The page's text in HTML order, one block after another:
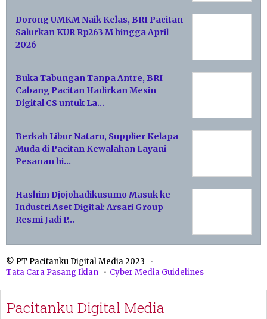
Dorong UMKM Naik Kelas, BRI Pacitan
Salurkan KUR Rp263 M hingga April
2026
Buka Tabungan Tanpa Antre, BRI
Cabang Pacitan Hadirkan Mesin
Digital CS untuk La…
Berkah Libur Nataru, Supplier Kelapa
Muda di Pacitan Kewalahan Layani
Pesanan hi…
Hashim Djojohadikusumo Masuk ke
Industri Aset Digital: Arsari Group
Resmi Jadi P…
© PT Pacitanku Digital Media 2023
Tata Cara Pasang Iklan
Cyber Media Guidelines
Pacitanku Digital Media